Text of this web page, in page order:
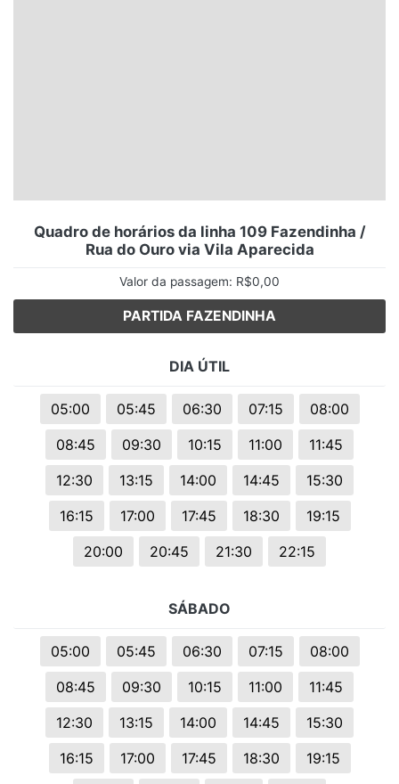
Quadro de horários da linha 109 Fazendinha /
Rua do Ouro via Vila Aparecida
Valor da passagem: R$0,00
PARTIDA FAZENDINHA
DIA ÚTIL
05:00 05:45 06:30 07:15
08:00
08:45
09:30 10:15 11:00
11:45
12:30
13:15 14:00 14:45
15:30
16:15
17:00 17:45 18:30
19:15
20:00
20:45 21:30 22:15
SÁBADO
05:00 05:45 06:30 07:15
08:00
08:45
09:30 10:15 11:00
11:45
12:30
13:15 14:00 14:45
15:30
16:15
17:00 17:45 18:30
19:15